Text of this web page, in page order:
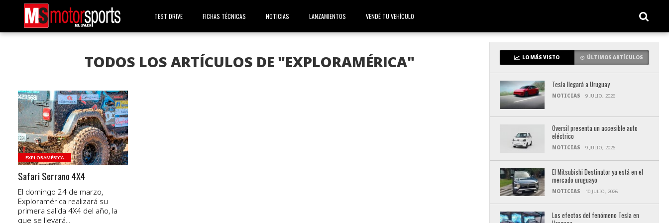
TEST DRIVE FICHAS TÉCNICAS NOTICIAS LANZAMIENTOS VENDÉ TU VEHÍCULO
TODOS LOS ARTÍCULOS DE "EXPLORAMÉRICA"
VER NOTA
EXPLORAMÉRICA
Safari Serrano 4X4
El domingo 24 de marzo,
Exploramérica realizará su
primera salida 4X4 del año, la
que se llevará...
LO MÁS VISTO ÚLTIMOS ARTÍCULOS
Tesla llegará a Uruguay
NOTICIAS 9 JULIO, 2026
Oversil presenta un accesible auto
eléctrico
NOTICIAS 9 JULIO, 2026
El Mitsubishi Destinator ya está en el
mercado uruguayo
NOTICIAS 10 JULIO, 2026
Los efectos del fenómeno Tesla en